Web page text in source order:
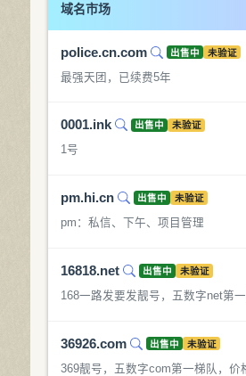
域名市场
police.cn.com 出售中 未验证
最强天团，已续费5年
0001.ink 出售中 未验证
1号
pm.hi.cn 出售中 未验证
pm：私信、下午、项目管理
16818.net 出售中 未验证
168一路发要发靓号，五数字net第
36926.com 出售中 未验证
369靓号，五数字com第一梯队，价